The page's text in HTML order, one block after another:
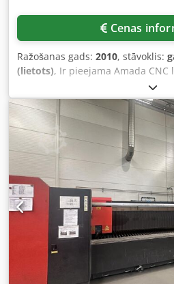
Cenas
Ražošanas gads: 2010, stāvoklis:
(lietots), Ir pieejama Amada
Lāzera tips: CO2, lāzera jauda: 4
kVA, maksimālās lokšņu izmēri X/
maksimālais lokšņu biezums
tērauds): 10 mm/12 mm, vadības
stundu skaits: 34 401 stunda,
713 stundas, griešanas laiks: 11
ietilpst iekraušanas un
dokumentācija. Ir iespējama
Dksdpfxezkldye Andor